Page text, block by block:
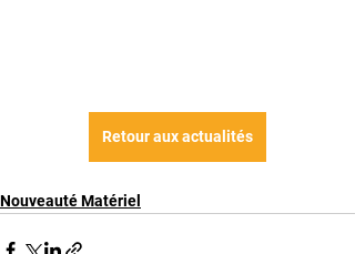
Retour aux actualités
Nouveauté Matériel